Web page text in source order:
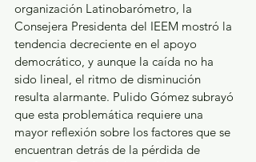
organización Latinobarómetro, la
Consejera Presidenta del IEEM mostró la
tendencia decreciente en el apoyo
democrático, y aunque la caída no ha
sido lineal, el ritmo de disminución
resulta alarmante. Pulido Gómez subrayó
que esta problemática requiere una
mayor reflexión sobre los factores que se
encuentran detrás de la pérdida de